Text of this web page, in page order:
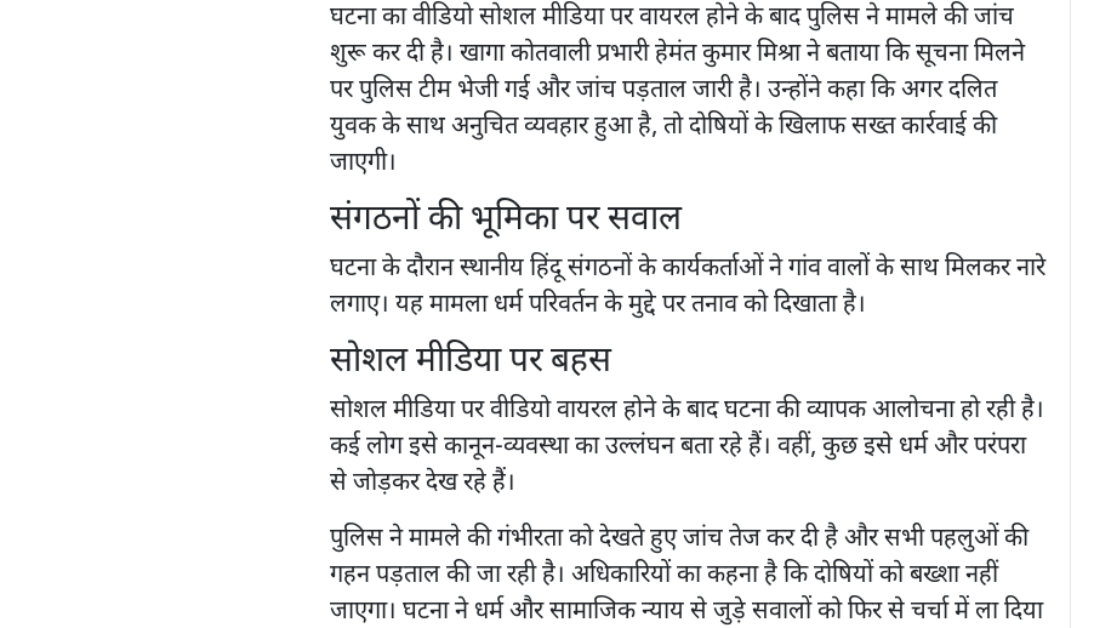
घटना का वीडियो सोशल मीडिया पर वायरल होने के बाद पुलिस ने मामले की जांच
शुरू कर दी है। खागा कोतवाली प्रभारी हेमंत कुमार मिश्रा ने बताया कि सूचना मिलने
पर पुलिस टीम भेजी गई और जांच पड़ताल जारी है। उन्होंने कहा कि अगर दलित
युवक के साथ अनुचित व्यवहार हुआ है, तो दोषियों के खिलाफ सख्त कार्रवाई की
जाएगी।
संगठनों की भूमिका पर सवाल
घटना के दौरान स्थानीय हिंदू संगठनों के कार्यकर्ताओं ने गांव वालों के साथ मिलकर नारे
लगाए। यह मामला धर्म परिवर्तन के मुद्दे पर तनाव को दिखाता है।
सोशल मीडिया पर बहस
सोशल मीडिया पर वीडियो वायरल होने के बाद घटना की व्यापक आलोचना हो रही है।
कई लोग इसे कानून-व्यवस्था का उल्लंघन बता रहे हैं। वहीं, कुछ इसे धर्म और परंपरा
से जोड़कर देख रहे हैं।
पुलिस ने मामले की गंभीरता को देखते हुए जांच तेज कर दी है और सभी पहलुओं की
गहन पड़ताल की जा रही है। अधिकारियों का कहना है कि दोषियों को बख्शा नहीं
जाएगा। घटना ने धर्म और सामाजिक न्याय से जुड़े सवालों को फिर से चर्चा में ला दिया